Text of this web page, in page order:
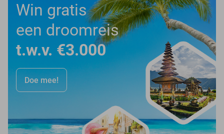
Win gratis
een droomreis
t.w.v. €3.000
Doe mee!